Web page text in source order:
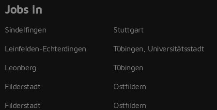
Jobs in
Sindelfingen
Leinfelden-Echterdingen
Leonberg
Filderstadt
Filderstadt
Stuttgart
Tübingen, Universitätsstadt
Tübingen
Ostfildern
Ostfildern